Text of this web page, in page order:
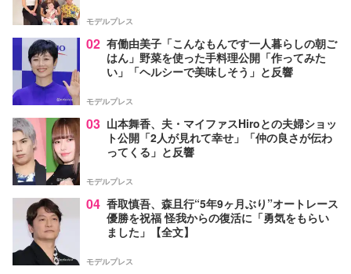
モデルプレス
02 有働由美子「こんなもんです一人暮らしの朝ご
はん」野菜を使った手料理公開「作ってみた
い」「ヘルシーで美味しそう」と反響
モデルプレス
03 山本舞香、夫・マイファスHiroとの夫婦ショッ
ト公開「2人が見れて幸せ」「仲の良さが伝わ
ってくる」と反響
モデルプレス
04 香取慎吾、森且行“5年9ヶ月ぶり”オートレース
優勝を祝福 怪我からの復活に「勇気をもらい
ました」【全文】
モデルプレス